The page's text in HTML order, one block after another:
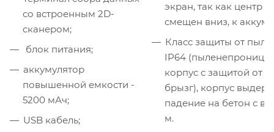
со встроенным 2D-
сканером;
блок питания;
аккумулятор
повышенной емкости -
5200 мАч;
USB кабель;
экран, так как центр
смещен вниз, к
Класс защиты от пыли
IP64
корпус с защитой от
брызг), корпус
падение на бетон с
м.